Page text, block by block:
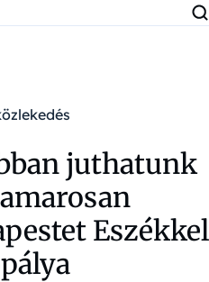
juthatunk
Eszékkel